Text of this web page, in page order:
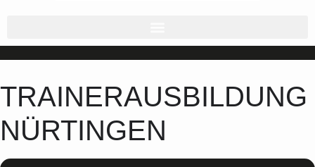
TRAINERAUSBILDUNG
NÜRTINGEN